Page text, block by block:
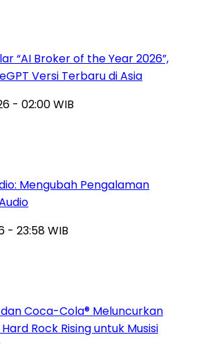
“AI Broker of the Year 2026”,
Versi Terbaru di Asia
- 02:00 WIB
Mengubah Pengalaman
- 23:58 WIB
Coca-Cola® Meluncurkan
Rock Rising untuk Musisi